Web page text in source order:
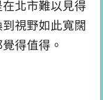
北市難以見得
視野如此寬闊
得值得。